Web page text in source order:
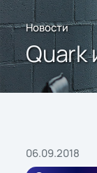
Новости
Quark
06.09.2018